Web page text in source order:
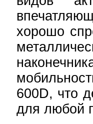
хорошо
600D, что
для любой